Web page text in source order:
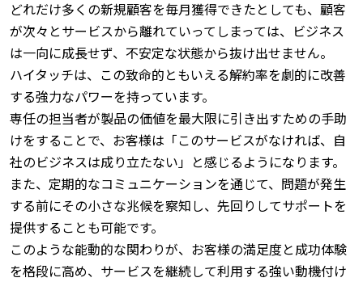
どれだけ多くの新規顧客を毎月獲得できたとしても、顧客
が次々とサービスから離れていってしまっては、ビジネス
は一向に成長せず、不安定な状態から抜け出せません。
ハイタッチは、この致命的ともいえる解約率を劇的に改善
する強力なパワーを持っています。
専任の担当者が製品の価値を最大限に引き出すための手助
けをすることで、お客様は「このサービスがなければ、自
社のビジネスは成り立たない」と感じるようになります。
また、定期的なコミュニケーションを通じて、問題が発生
する前にその小さな兆候を察知し、先回りしてサポートを
提供することも可能です。
このような能動的な関わりが、お客様の満足度と成功体験
を格段に高め、サービスを継続して利用する強い動機付け